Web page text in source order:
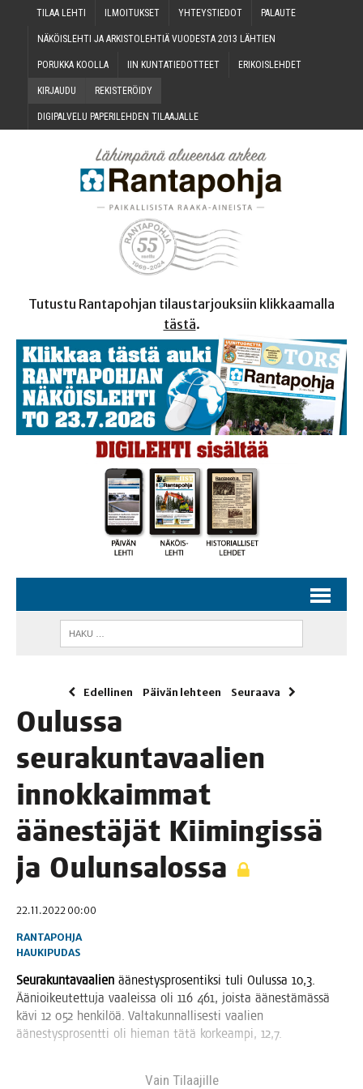
TILAA LEH­TI ILMOI­TUK­SET YHTEYS­TIE­DOT PALAU­TE
NÄKÖIS­LEH­TI JA ARKIS­TO­LEH­TIÄ VUO­DES­TA 2013 LÄHTIEN
PORUK­KA KOOLLA IIN KUN­TA­TIE­DOT­TEET ERI­KOIS­LEH­DET
KIR­JAU­DU REKIS­TE­RÖI­DY
DIGI­PAL­VE­LU PAPE­RI­LEH­DEN TILAAJALLE
Tutustu Rantapohjan tilaustarjouksiin klikkaamalla
tästä.
Edellinen Päivän lehteen Seuraava
Oulus­sa
seu­ra­kun­ta­vaa­lien
innok­kaim­mat
äänes­tä­jät Kii­min­gis­sä
ja Oulunsalossa
22.11.2022 00:00
RANTAPOHJA
HAUKIPUDAS
Seu­ra­kun­ta­vaa­lien äänes­tys­pro­sen­tik­si tuli Oulus­sa 10,3.
Äänioi­keu­tet­tu­ja vaa­leis­sa oli 116 461, jois­ta äänes­tä­mäs­sä
kävi 12 052 hen­ki­löä. Val­ta­kun­nal­li­ses­ti vaa­lien
äänes­tys­pro­sent­ti oli hie­man tätä kor­keam­pi, 12,7.
Vain Tilaa­jil­le